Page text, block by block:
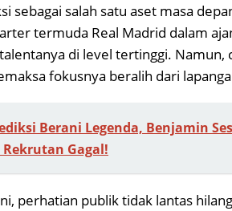
sebagai salah satu aset masa
termuda Real Madrid dalam
di level tertinggi.
fokusnya beralih dari
Berani Legenda, Benjamin
Gagal!
perhatian publik tidak lantas